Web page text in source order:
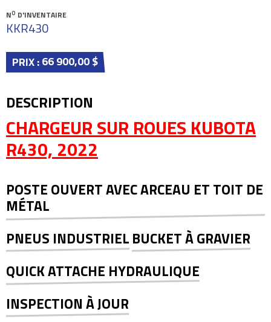
NO D'INVENTAIRE
KKR430
PRIX :66 900,00 $
DESCRIPTION
CHARGEUR SUR ROUES KUBOTA
R430, 2022
POSTE OUVERT AVEC ARCEAU ET TOIT DE
MÉTAL
PNEUS INDUSTRIEL BUCKET À GRAVIER
QUICK ATTACHE HYDRAULIQUE
INSPECTION À JOUR